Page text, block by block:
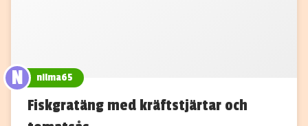
N nilma65
Fiskgratäng med kräftstjärtar och